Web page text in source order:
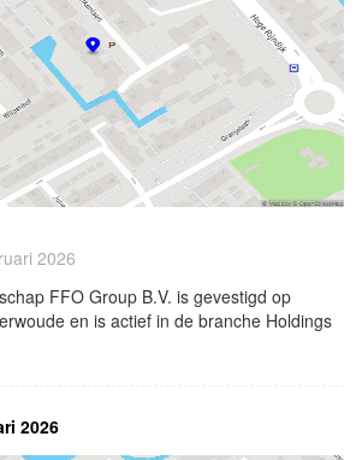
2026
FFO Group B.V. is gevestigd op
en is actief in de branche Holdings
2026